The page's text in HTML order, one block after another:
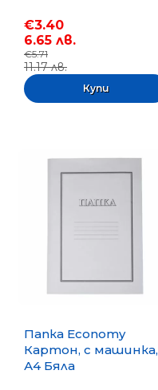
€3.40
6.65 лв.
€5.71
11.17 лв.
Папка Economy
Картон, с машинка,
А4 Бяла